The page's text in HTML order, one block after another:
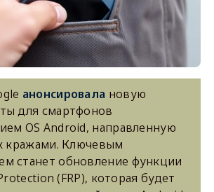
анонсировала новую
для смартфонов
OS Android, направленную
кражами. Ключевым
станет обновление функции
(FRP), которая будет